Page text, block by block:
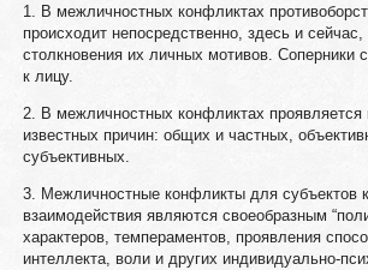
1. В межличностных конфликтах
происходит непосредственно, здесь и сейчас,
столкновения их личных мотивов. Соперники
к лицу.
2. В межличностных конфликтах проявляется
известных причин: общих и частных,
субъективных.
3. Межличностные конфликты для субъектов
взаимодействия являются своеобразным
характеров, темпераментов, проявления
интеллекта, воли и других индивидуально-